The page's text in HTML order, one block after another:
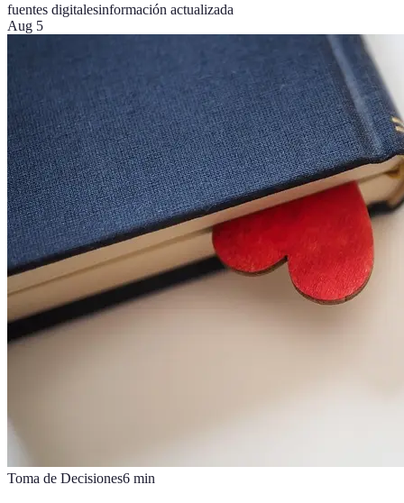
fuentes digitalesinformación actualizada
Aug 5
Toma de Decisiones6 min